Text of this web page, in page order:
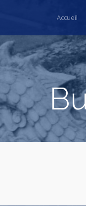
Accueil